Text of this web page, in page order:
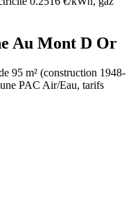
Au Mont D Or
95 m² (construction 1948-
PAC Air/Eau, tarifs